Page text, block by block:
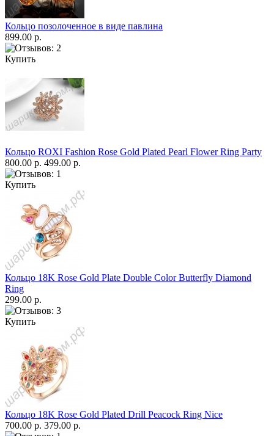
Кольцо позолоченное в виде павлина
899.00 р.
Купить
Кольцо ROXI Fashion Rose Gold Plated Pearl Flower Ring Party
800.00 р. 499.00 р.
Купить
Кольцо 18K Rose Gold Plate Double Color Butterfly Diamond
Ring
299.00 р.
Купить
Кольцо 18K Rose Gold Plated Drill Peacock Ring Nice
700.00 р. 379.00 р.